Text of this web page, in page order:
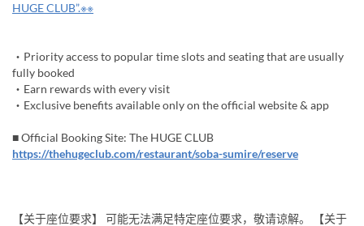
HUGE CLUB”.※※
・Priority access to popular time slots and seating that are usually
fully booked
・Earn rewards with every visit
・Exclusive benefits available only on the official website & app
■ Official Booking Site: The HUGE CLUB
https://thehugeclub.com/restaurant/soba-sumire/reserve
【关于座位要求】 可能无法满足特定座位要求，敬请谅解。 【关于